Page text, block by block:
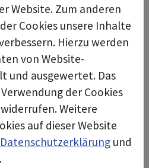
Website. Zum anderen
Cookies unsere Inhalte
Hierzu werden
von Website-
und ausgewertet. Das
der Cookies
Weitere
auf dieser Website
Datenschutzerklärung und
.